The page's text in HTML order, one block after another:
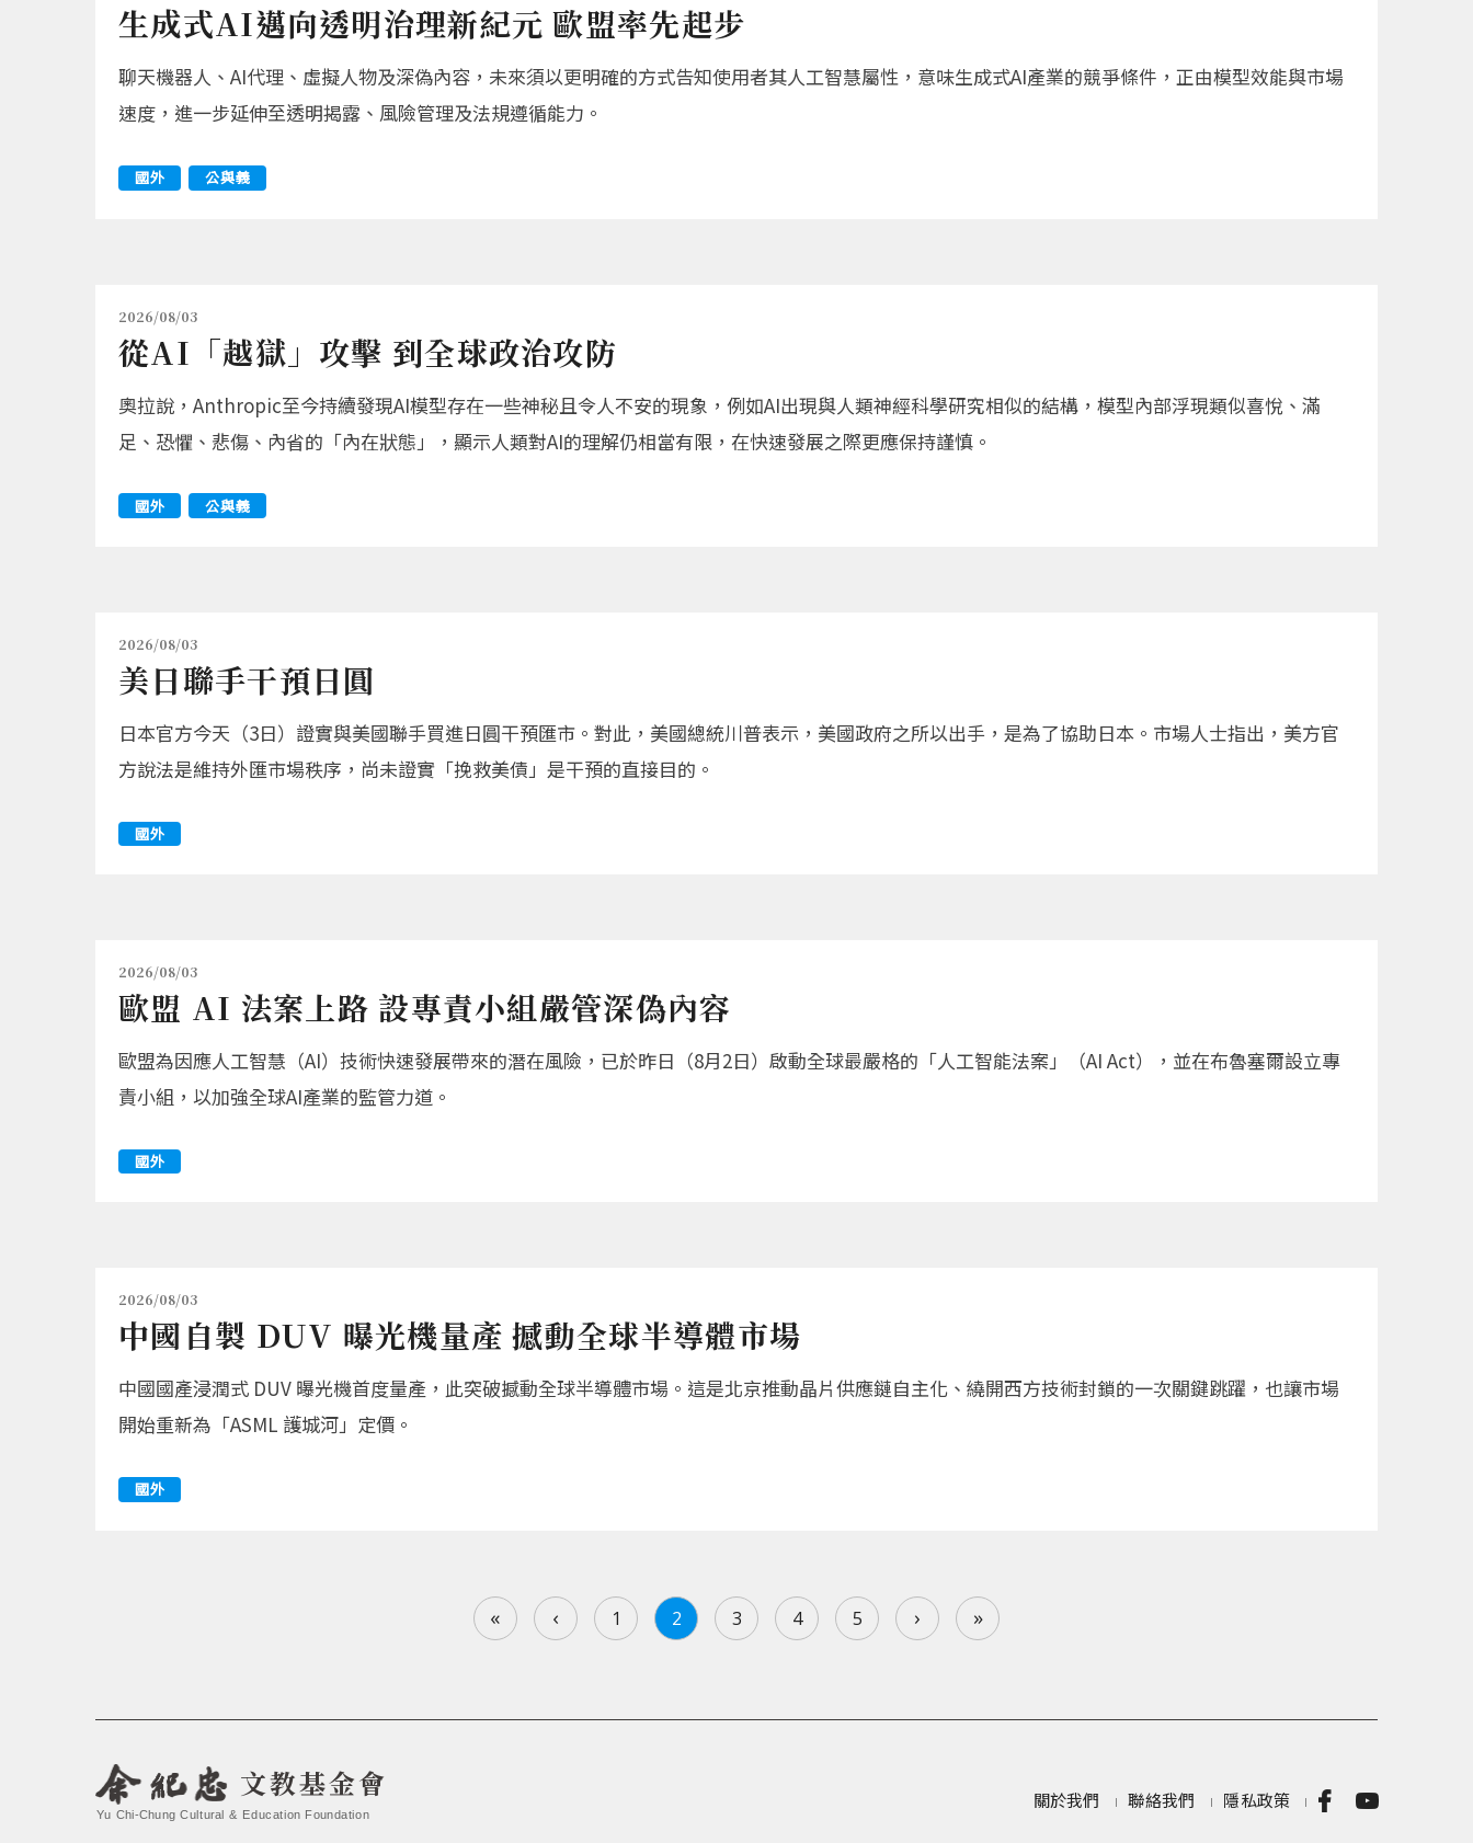
生成式AI邁向透明治理新紀元 歐盟率先起步
聊天機器人、AI代理、虛擬人物及深偽內容，未來須以更明確的方式告知使用者其人工智慧屬性，意味生成式AI產業的競爭條件，正由模型效能與市場
速度，進一步延伸至透明揭露、風險管理及法規遵循能力。
國外 公與義
2026/08/03
從AI「越獄」攻擊 到全球政治攻防
奧拉說，Anthropic至今持續發現AI模型存在一些神秘且令人不安的現象，例如AI出現與人類神經科學研究相似的結構，模型內部浮現類似喜悅、滿
足、恐懼、悲傷、內省的「內在狀態」，顯示人類對AI的理解仍相當有限，在快速發展之際更應保持謹慎。
國外 公與義
2026/08/03
美日聯手干預日圓
日本官方今天（3日）證實與美國聯手買進日圓干預匯市。對此，美國總統川普表示，美國政府之所以出手，是為了協助日本。市場人士指出，美方官
方說法是維持外匯市場秩序，尚未證實「挽救美債」是干預的直接目的。
國外
2026/08/03
歐盟 AI 法案上路 設專責小組嚴管深偽內容
歐盟為因應人工智慧（AI）技術快速發展帶來的潛在風險，已於昨日（8月2日）啟動全球最嚴格的「人工智能法案」（AI Act），並在布魯塞爾設立專
責小組，以加強全球AI產業的監管力道。
國外
2026/08/03
中國自製 DUV 曝光機量產 撼動全球半導體市場
中國國產浸潤式 DUV 曝光機首度量產，此突破撼動全球半導體市場。這是北京推動晶片供應鏈自主化、繞開西方技術封鎖的一次關鍵跳躍，也讓市場
開始重新為「ASML 護城河」定價。
國外
« ‹ 1 2 3 4 5 › »
文教基金會
Yu Chi-Chung Cultural & Education Foundation
關於我們 聯絡我們 隱私政策